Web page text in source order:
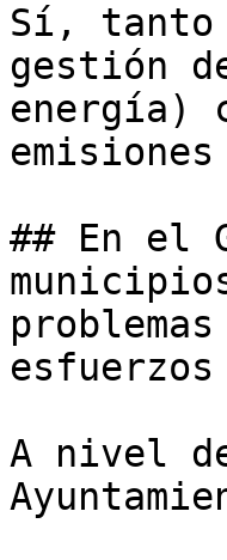
Sí, tanto
gestión
energía)
## En el
A nivel